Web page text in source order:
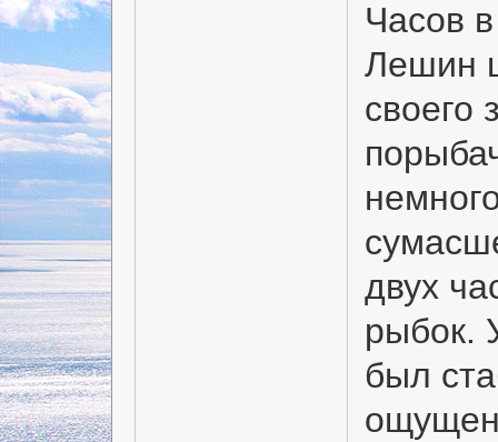
Часов
Лешин
своего
двух
рыбок.
был